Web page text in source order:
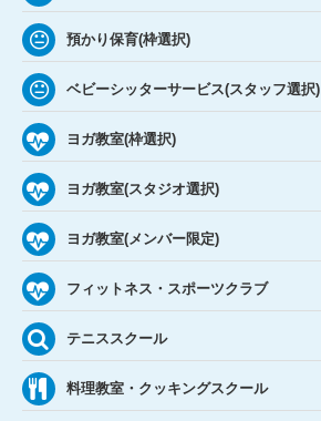
預かり保育(枠選択)
ベビーシッターサービス(スタッフ選択)
ヨガ教室(枠選択)
ヨガ教室(スタジオ選択)
ヨガ教室(メンバー限定)
フィットネス・スポーツクラブ
テニススクール
料理教室・クッキングスクール